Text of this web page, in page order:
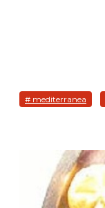
# mediterranea